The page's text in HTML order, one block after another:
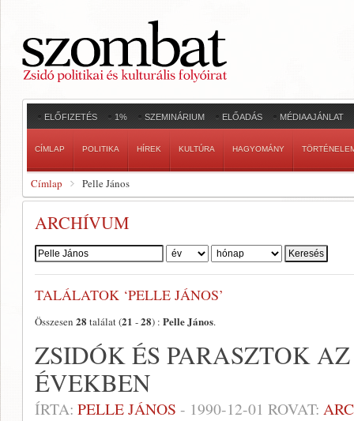
ELŐFIZETÉS 1% SZEMINÁRIUM ELŐADÁS MÉDIAAJÁNLAT
CÍMLAP POLITIKA HÍREK KULTÚRA HAGYOMÁNY
Címlap Pelle János
ARCHÍVUM
Szerző:
TALÁLATOK ‘PELLE JÁNOS’
Összesen 28 találat (21 -28) : Pelle János.
ZSIDÓK ÉS PARASZTOK
ÉVEKBEN
ÍRTA: PELLE JÁNOS - 1990-12-01 ROVAT: